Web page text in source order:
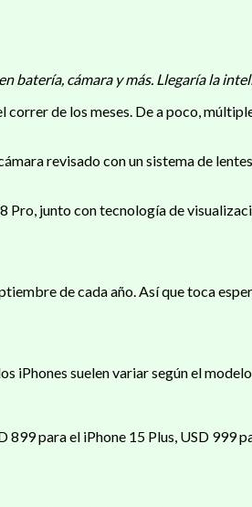
batería, cámara y más. Llegaría la
de los meses. De a poco,
revisado con un sistema de
Pro, junto con tecnología de
de cada año. Así que toca
iPhones suelen variar según el
para el iPhone 15 Plus, USD 999